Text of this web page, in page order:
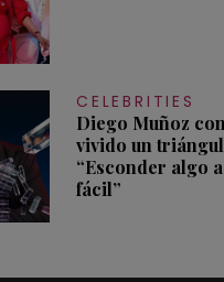
CELEBRITIES
Diego Muñoz
vivido un
“Esconder algo
fácil”